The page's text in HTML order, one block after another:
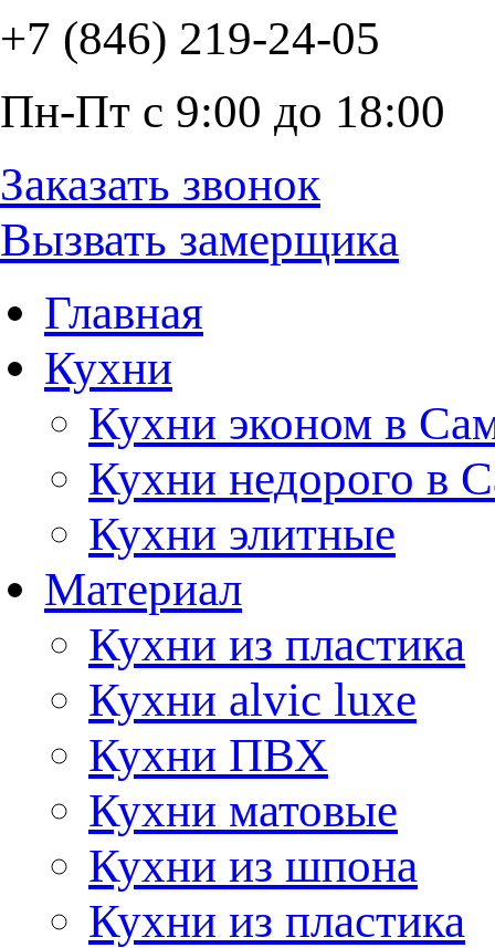
+7 (846) 219-24-05
Пн-Пт с 9:00 до 18:00
Заказать звонок
Вызвать замерщика
Главная
Кухни
Кухни эконом в
Кухни недорого в
Кухни элитные
Материал
Кухни из пластика
Кухни alvic luxe
Кухни ПВХ
Кухни матовые
Кухни из шпона
Кухни из пластика